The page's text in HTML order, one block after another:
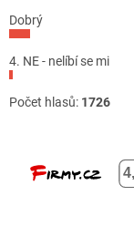
Dobrý
4. NE - nelíbí se mi
Počet hlasů: 1726